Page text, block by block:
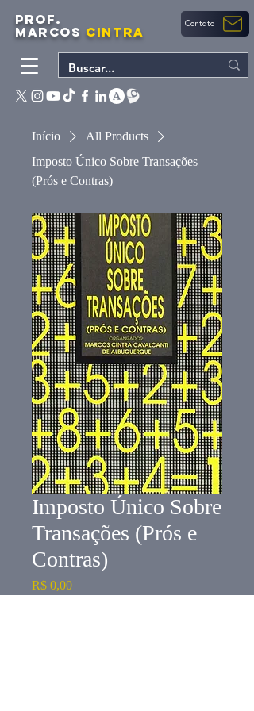
PROF.
MARCOS CINTRA Contato
Início
All Products
Imposto Único Sobre Transações
(Prós e Contras)
Imposto Único Sobre
Transações (Prós e
Contras)
R$ 0,00Preço